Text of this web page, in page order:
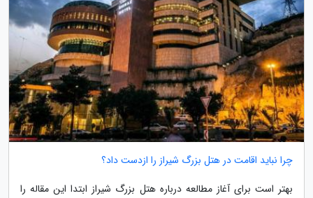
چرا نباید اقامت در هتل بزرگ شیراز را ازدست داد؟
بهتر است برای آغاز مطالعه درباره هتل بزرگ شیراز ابتدا این مقاله را